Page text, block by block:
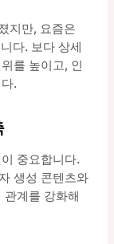
지만, 요즘은
다. 보다 상세
를 높이고, 인
.
중요합니다.
생성 콘텐츠와
계를 강화해